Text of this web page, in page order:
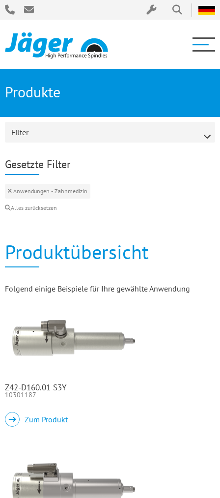
Produkte
Filter
Gesetzte Filter
Anwendungen - Zahnmedizin
Alles zurücksetzen
Produktübersicht
Folgend einige Beispiele für Ihre gewählte Anwendung
Z42-D160.01 S3Y
10301187
Zum Produkt